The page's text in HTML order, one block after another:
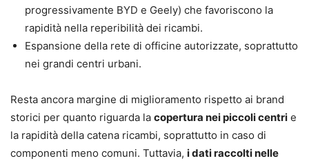
progressivamente BYD e Geely) che favoriscono la
rapidità nella reperibilità dei ricambi.
Espansione della rete di officine autorizzate, soprattutto
nei grandi centri urbani.
Resta ancora margine di miglioramento rispetto ai brand
storici per quanto riguarda la copertura nei piccoli centri e
la rapidità della catena ricambi, soprattutto in caso di
componenti meno comuni. Tuttavia, i dati raccolti nelle